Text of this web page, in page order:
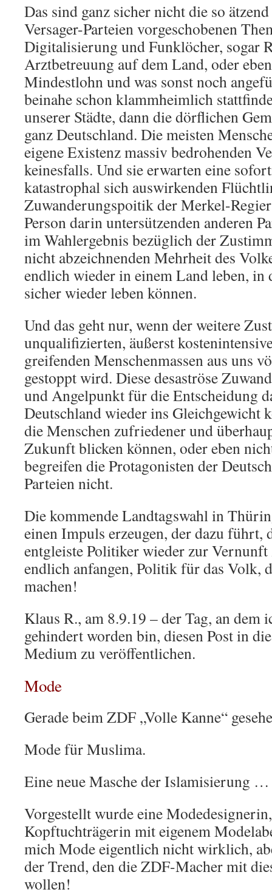
Das sind ganz sicher nicht die so
Versager-Parteien vorgeschobenen
Digitalisierung und Funklöcher, sogar
Arztbetreuung auf dem Land, oder
Mindestlohn und was sonst noch
beinahe schon klammheimlich
unserer Städte, dann die dörflichen
ganz Deutschland. Die meisten
eigene Existenz massiv bedrohenden
keinesfalls. Und sie erwarten eine
katastrophal sich auswirkenden
Zuwanderungspoitik der Merkel-
Person darin untersützenden anderen
im Wahlergebnis bezüglich der
nicht abzeichnenden Mehrheit des
endlich wieder in einem Land leben, in
sicher wieder leben können.
Und das geht nur, wenn der weitere
unqualifizierten, äußerst
greifenden Menschenmassen aus uns
gestoppt wird. Diese desaströse
und Angelpunkt für die Entscheidung
Deutschland wieder ins Gleichgewicht
die Menschen zufriedener und
Zukunft blicken können, oder eben
begreifen die Protagonisten der
Parteien nicht.
Die kommende Landtagswahl in
einen Impuls erzeugen, der dazu führt,
entgleiste Politiker wieder zur
endlich anfangen, Politik für das Volk,
machen!
Klaus R., am 8.9.19 – der Tag, an dem
gehindert worden bin, diesen Post in
Medium zu veröffentlichen.
Mode
Gerade beim ZDF „Volle Kanne“
Mode für Muslima.
Eine neue Masche der Islamisierung …
Vorgestellt wurde eine
Kopftuchträgerin mit eigenem
mich Mode eigentlich nicht wirklich,
der Trend, den die ZDF-Macher mit
wollen!